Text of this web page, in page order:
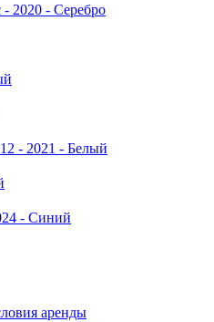
2020 - Серебро
- 2021 - Белый
- Синий
аренды